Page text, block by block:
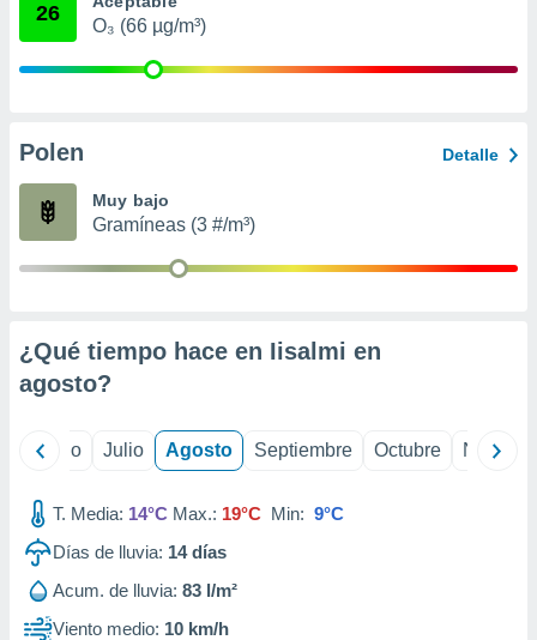
publicidad
de
1199
26
O₃ (66 µg/m³)
Polen Detalle
Muy bajo
Gramíneas (3 #/m³)
¿Qué tiempo hace en Iisalmi en
agosto?
Junio Julio Agosto Septiembre Octubre
T. Media: 14°C Max.: 19°C Min: 9°C
Días de lluvia: 14días
Acum. de lluvia: 83 l/m²
Viento medio: 10 km/h